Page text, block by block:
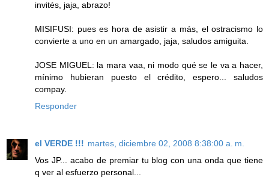
invités, jaja, abrazo!
MISIFUSI: pues es hora de asistir a más, el ostracismo lo
convierte a uno en un amargado, jaja, saludos amiguita.
JOSE MIGUEL: la mara vaa, ni modo qué se le va a hacer,
mínimo hubieran puesto el crédito, espero... saludos
compay.
Responder
el VERDE !!! martes, diciembre 02, 2008 8:38:00 a. m.
Vos JP... acabo de premiar tu blog con una onda que tiene
q ver al esfuerzo personal...